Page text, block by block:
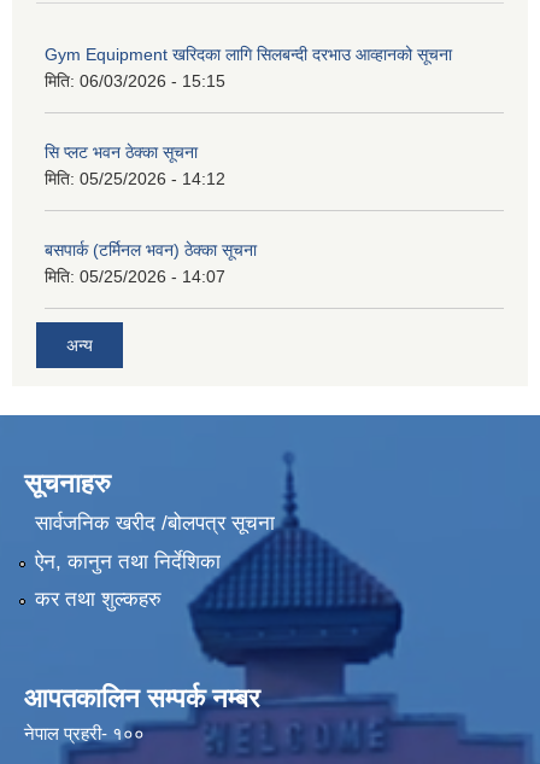
Gym Equipment खरिदका लागि सिलबन्दी दरभाउ आव्हानको सूचना
मिति: 06/03/2026 - 15:15
सि प्लट भवन ठेक्का सूचना
मिति: 05/25/2026 - 14:12
बसपार्क (टर्मिनल भवन) ठेक्का सूचना
मिति: 05/25/2026 - 14:07
अन्य
सूचनाहरु
सार्वजनिक खरीद /बोलपत्र सूचना
ऐन, कानुन तथा निर्देशिका
कर तथा शुल्कहरु
आपतकालिन सम्पर्क नम्बर
नेपाल प्रहरी- १००